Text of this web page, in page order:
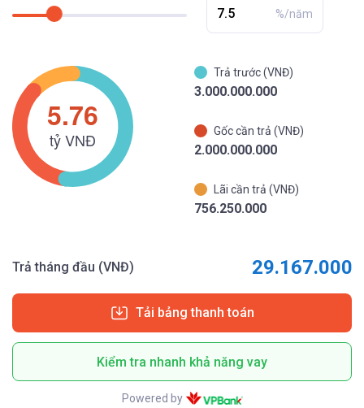
%/năm
Trả trước (VNĐ)
3.000.000.000
Gốc cần trả (VNĐ)
2.000.000.000
Lãi cần trả (VNĐ)
756.250.000
Trả tháng đầu (VNĐ) 29.167.000
Tải bảng thanh toán
Kiểm tra nhanh khả năng vay
Powered by